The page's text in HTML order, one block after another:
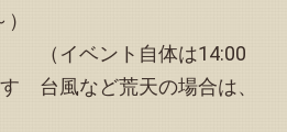
ジの予約可能日（カレンダー８
新しました
（ イベント自体は14:00
す 台風など荒天の場合は、